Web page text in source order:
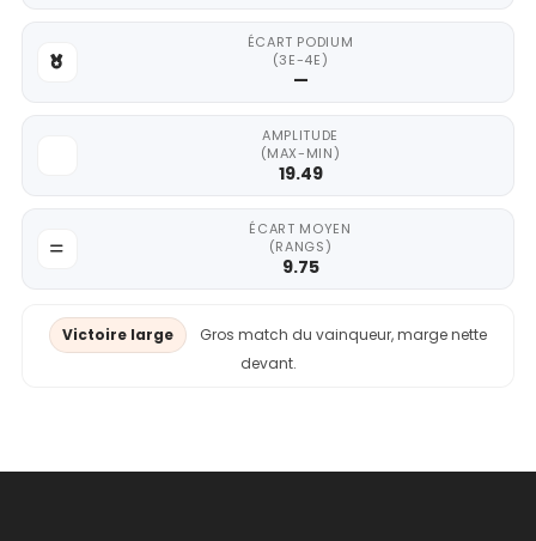
ÉCART PODIUM
(3E-4E)
—
AMPLITUDE
(MAX-MIN)
19.49
ÉCART MOYEN
(RANGS)
9.75
Victoire large
Gros match du vainqueur, marge nette
devant.